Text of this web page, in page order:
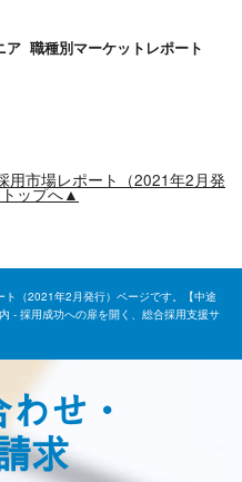
ア 職種別マーケットレポート
用市場レポート（2021年2月発
ップへ▲
（2021年2月発行）ページです。【中途
- 採用成功への扉を開く、総合採用支援サ
せ・
求